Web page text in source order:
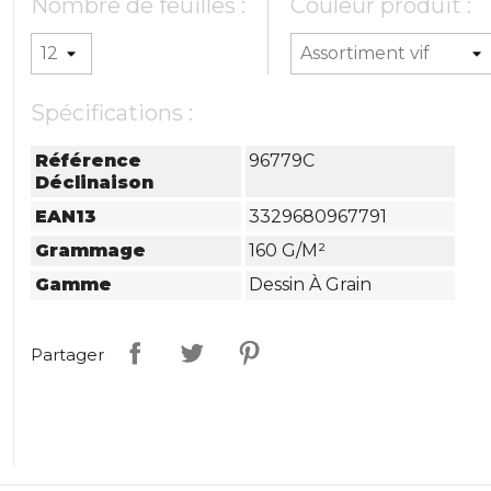
Nombre de feuilles : Couleur produit :
Spécifications :
Référence
Déclinaison
96779C
EAN13
3329680967791
Grammage
160 G/m²
Gamme
Dessin À Grain
Partager